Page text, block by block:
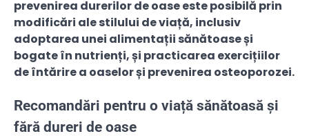
prevenirea durerilor de oase este posibilă prin
modificări ale stilului de viață, inclusiv
adoptarea unei alimentații sănătoase și
bogate în nutrienți, și practicarea exercițiilor
de întărire a oaselor și prevenirea osteoporozei.
Recomandări pentru o viață sănătoasă și
fără dureri de oase